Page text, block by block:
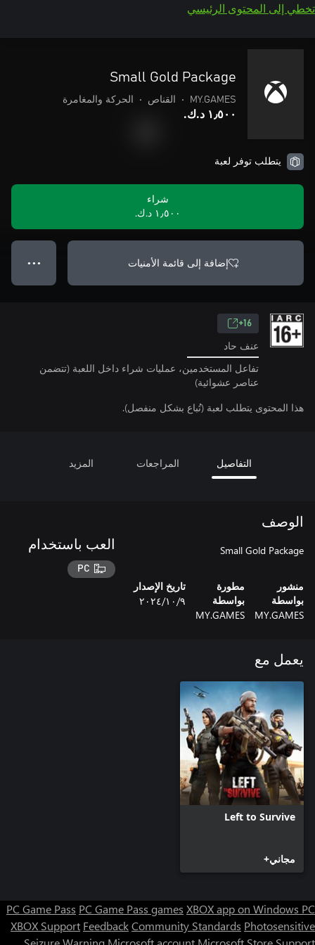
تخطي إلى المحتوى الرئيسي
Small Gold Package
MY.GAMES
• القناص • الحركة والمغامرة
١٫٥٠٠ د.ك.‏
يتطلب توفر لعبة
شراء
١٫٥٠٠ د.ك.‏
إضافة إلى قائمة الأمنيات ● ● ●
16+
عنف حاد
تفاعل المستخدمين، عمليات شراء داخل اللعبة (تتضمن
عناصر عشوائية)
هذا المحتوى يتطلب لعبة (تُباع بشكل منفصل).
التفاصيل المراجعات المزيد
الوصف
Small Gold Package
منشور
بواسطة
MY.GAMES
مطورة
بواسطة
MY.GAMES
تاريخ الإصدار
٩‏/١٠‏/٢٠٢٤
العب باستخدام
PC
يعمل مع
Left to Survive
مجاني+
PC Game Pass PC Game Pass games XBOX app on Windows PC
XBOX Support FeedbackCommunity Standards Photosensitive